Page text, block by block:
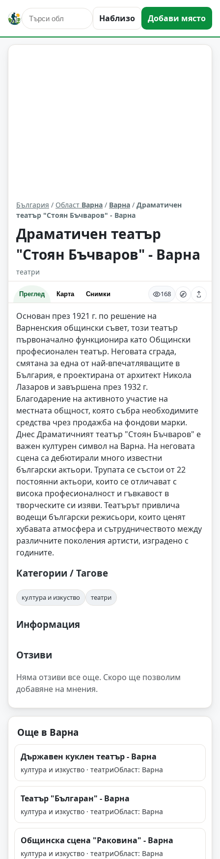
Наблизо Добави място
култура и изкуство Варна Област: Варна
България / Област Варна / Варна / Драматичен
театър "Стоян Бъчваров" - Варна
Драматичен театър
"Стоян Бъчваров" - Варна
театри
Преглед Карта Снимки 168
Основан през 1921 г. по решение на
Варненския общински съвет, този театър
първоначално функционира като Общински
професионален театър. Неговата сграда,
смятана за една от най-впечатляващите в
България, е проектирана от архитект Никола
Лазаров и завършена през 1932 г.
Благодарение на активното участие на
местната общност, която събра необходимите
средства чрез продажба на фондови марки.
Днес Драматичният театър "Стоян Бъчваров" е
важен културен символ на Варна. На неговата
сцена са дебютирали много известни
български актьори. Трупата се състои от 22
постоянни актьори, които се отличават с
висока професионалност и гъвкавост в
творческите си изяви. Театърът привлича
водещи български режисьори, които ценят
хубавата атмосфера и сътрудничеството между
различните поколения артисти, изградено с
годините.
Категории / Тагове
култура и изкуство театри
Информация
Отзиви
Няма отзиви все още. Скоро ще позволим
добавяне на мнения.
Още в Варна
Държавен куклен театър - Варна
култура и изкуство · театриОбласт: Варна
Театър "Българан" - Варна
култура и изкуство · театриОбласт: Варна
Общинска сцена "Раковина" - Варна
култура и изкуство · театриОбласт: Варна